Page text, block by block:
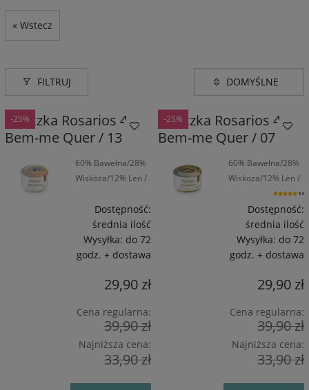
« Wstecz
FILTRUJ
Włóczka Rosarios 4
Bem-me Quer / 13
60% Bawełna/28%
Wiskoza/12% Len /
Dostępność:
średnia ilość
Wysyłka: do 72
godz. + dostawa
29,90 zł
Cena regularna:
39,90 zł
Najniższa cena:
33,90 zł
-25%
Włóczka Rosarios 4
Bem-me Quer / 07
60% Bawełna/28%
Wiskoza/12% Len /
275 m / 100 g
5.0
Dostępność:
średnia ilość
Wysyłka: do 72
godz. + dostawa
29,90 zł
Cena regularna:
39,90 zł
Najniższa cena:
33,90 zł
-25%